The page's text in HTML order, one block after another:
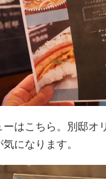
ーはこちら。別邸オ
になります。